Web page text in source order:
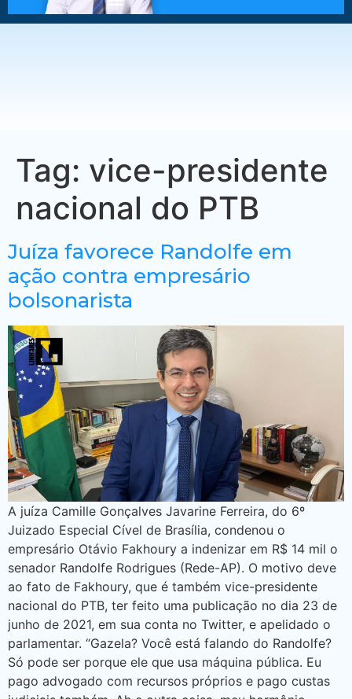
Tag: vice-presidente
nacional do PTB
Juíza favorece Randolfe em
ação contra empresário
bolsonarista
A juíza Camille Gonçalves Javarine Ferreira, do 6º
Juizado Especial Cível de Brasília, condenou o
empresário Otávio Fakhoury a indenizar em R$ 14 mil o
senador Randolfe Rodrigues (Rede-AP). O motivo deve
ao fato de Fakhoury, que é também vice-presidente
nacional do PTB, ter feito uma publicação no dia 23 de
junho de 2021, em sua conta no Twitter, e apelidado o
parlamentar. “Gazela? Você está falando do Randolfe?
Só pode ser porque ele que usa máquina pública. Eu
pago advogado com recursos próprios e pago custas